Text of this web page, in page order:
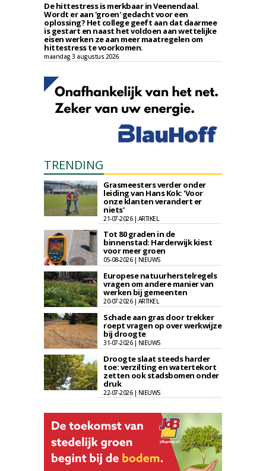
De hittestress is merkbaar in Veenendaal.
Wordt er aan 'groen' gedacht voor een
oplossing? Het college geeft aan dat daarmee
is gestart en naast het voldoen aan wettelijke
eisen werken ze aan meer maatregelen om
hittestress te voorkomen.
maandag 3 augustus 2026
TRENDING
Grasmeesters verder onder
leiding van Hans Kok: 'Voor
onze klanten verandert er
niets'
21-07-2026 | ARTIKEL
Tot 80 graden in de
binnenstad: Harderwijk kiest
voor meer groen
05-08-2026 | NIEUWS
Europese natuurherstelregels
vragen om andere manier van
werken bij gemeenten
20-07-2026 | ARTIKEL
Schade aan gras door trekker
roept vragen op over werkwijze
bij droogte
31-07-2026 | NIEUWS
Droogte slaat steeds harder
toe: verzilting en watertekort
zetten ook stadsbomen onder
druk
22-07-2026 | NIEUWS